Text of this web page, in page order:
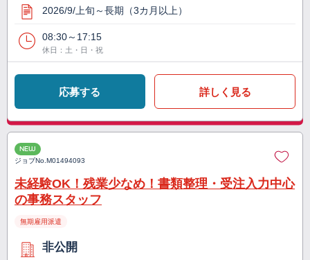
2026/9/上旬～長期（3カ月以上）
08:30～17:15
休日：土・日・祝
応募する 詳しく見る
NEW
ジョブNo.M01494093
未経験OK！残業少なめ！書類整理・受注入力中心
の事務スタッフ
無期雇用派遣
非公開